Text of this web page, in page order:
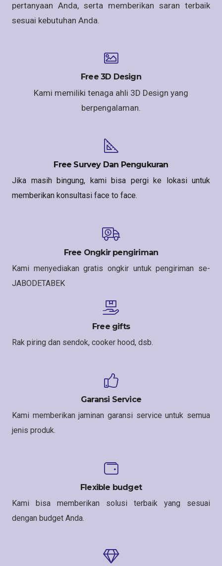
pertanyaan Anda, serta memberikan saran terbaik
sesuai kebutuhan Anda.
Free 3D Design
Kami memiliki tenaga ahli 3D Design yang
berpengalaman.
Free Survey Dan Pengukuran
Jika masih bingung, kami bisa pergi ke lokasi untuk
memberikan konsultasi face to face.
Free Ongkir pengiriman
Kami menyediakan gratis ongkir untuk pengiriman se-
JABODETABEK
Free gifts
Rak piring dan sendok, cooker hood, dsb.
Garansi Service
Kami memberikan jaminan garansi service untuk semua
jenis produk.
Flexible budget
Kami bisa memberikan solusi terbaik yang sesuai
dengan budget Anda.